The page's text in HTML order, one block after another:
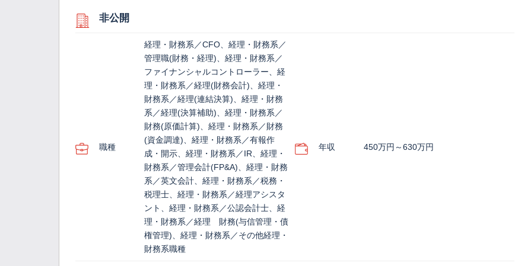
非公開
職種
経理・財務系／CFO、経理・財務系／
管理職(財務・経理)、経理・財務系／
ファイナンシャルコントローラー、経
理・財務系／経理(財務会計)、経理・
財務系／経理(連結決算)、経理・財務
系／経理(決算補助)、経理・財務系／
財務(原価計算)、経理・財務系／財務
(資金調達)、経理・財務系／有報作
成・開示、経理・財務系／IR、経理・
財務系／管理会計(FP&A)、経理・財務
系／英文会計、経理・財務系／税務・
税理士、経理・財務系／経理アシスタ
ント、経理・財務系／公認会計士、経
理・財務系／経理 財務(与信管理・債
権管理)、経理・財務系／その他経理・
財務系職種
年収 450万円～630万円